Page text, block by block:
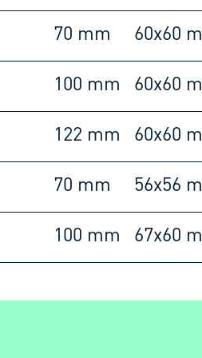
70 mm 60x60
100 mm 60x60
122 mm 60x60
70 mm 56x56
100 mm 67x60